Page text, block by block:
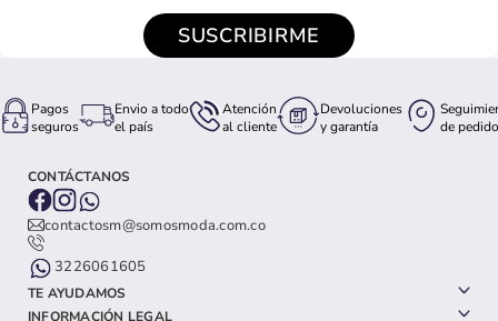
SUSCRIBIRME
Pagos
seguros
Envio a todo
el país
Atención
al cliente
Devoluciones
y garantía
de pedido
CONTÁCTANOS
contactosm@somosmoda.com.co
3226061605
TE AYUDAMOS
INFORMACIÓN LEGAL